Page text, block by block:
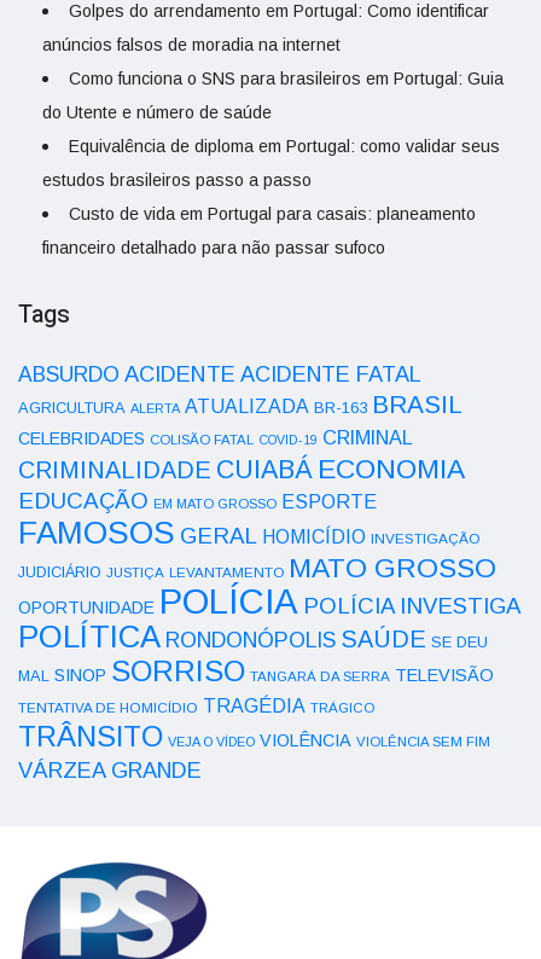
Golpes do arrendamento em Portugal: Como identificar
anúncios falsos de moradia na internet
Como funciona o SNS para brasileiros em Portugal: Guia
do Utente e número de saúde
Equivalência de diploma em Portugal: como validar seus
estudos brasileiros passo a passo
Custo de vida em Portugal para casais: planeamento
financeiro detalhado para não passar sufoco
Tags
ABSURDO ACIDENTE ACIDENTE FATAL
AGRICULTURA ALERTA ATUALIZADA BR-163 BRASIL
CELEBRIDADES COLISÃO FATAL COVID-19 CRIMINAL
CRIMINALIDADE CUIABÁ ECONOMIA
EDUCAÇÃO EM MATO GROSSO ESPORTE
FAMOSOS GERAL HOMICÍDIO INVESTIGAÇÃO
JUDICIÁRIO JUSTIÇA LEVANTAMENTO MATO GROSSO
OPORTUNIDADE POLÍCIA POLÍCIA INVESTIGA
POLÍTICA RONDONÓPOLIS SAÚDE SE DEU
MAL SINOP SORRISO TANGARÁ DA SERRA TELEVISÃO
TENTATIVA DE HOMICÍDIO TRAGÉDIA TRÁGICO
TRÂNSITO VEJA O VÍDEO VIOLÊNCIA VIOLÊNCIA SEM FIM
VÁRZEA GRANDE